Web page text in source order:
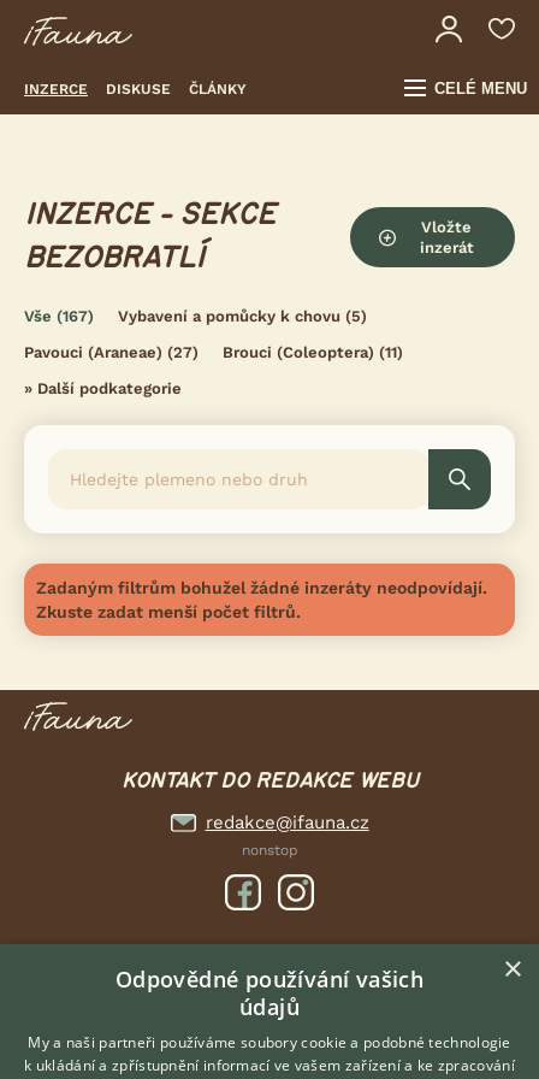
INZERCE DISKUSE ČLÁNKY CELÉ MENU
INZERCE - SEKCE
BEZOBRATLÍ
Vložte
inzerát
Vše (167) Vybavení a pomůcky k chovu (5)
Pavouci (Araneae) (27) Brouci (Coleoptera) (11)
» Další podkategorie
Zadaným filtrům bohužel žádné inzeráty neodpovídají.
Zkuste zadat menší počet filtrů.
KONTAKT DO REDAKCE WEBU
redakce@ifauna.cz
nonstop
DOMOVSKÁ STRÁNKA
INZERCE
DISKUSE
ČLÁNKY
×
Odpovědné používání vašich
údajů
My a naši partneři používáme soubory cookie a podobné technologie
k ukládání a zpřístupnění informací ve vašem zařízení a ke zpracování